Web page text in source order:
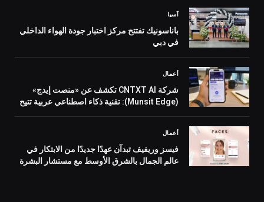
آسيا
باناسونيك تفتتح مركز اختبار جودة الهواء الداخلي
في دبي
أعمال
شركة CNTXT AI تكشف عن «منصت إيدج»
(Munsit Edge): تقنية ذكاء اصطناعي عربية تتيح
أعمال
فيسز وريفيف تبدآن عهدًا جديدًا من الابتكار في
عالم الجمال بالشرق الأوسط مع مستشار البشرة